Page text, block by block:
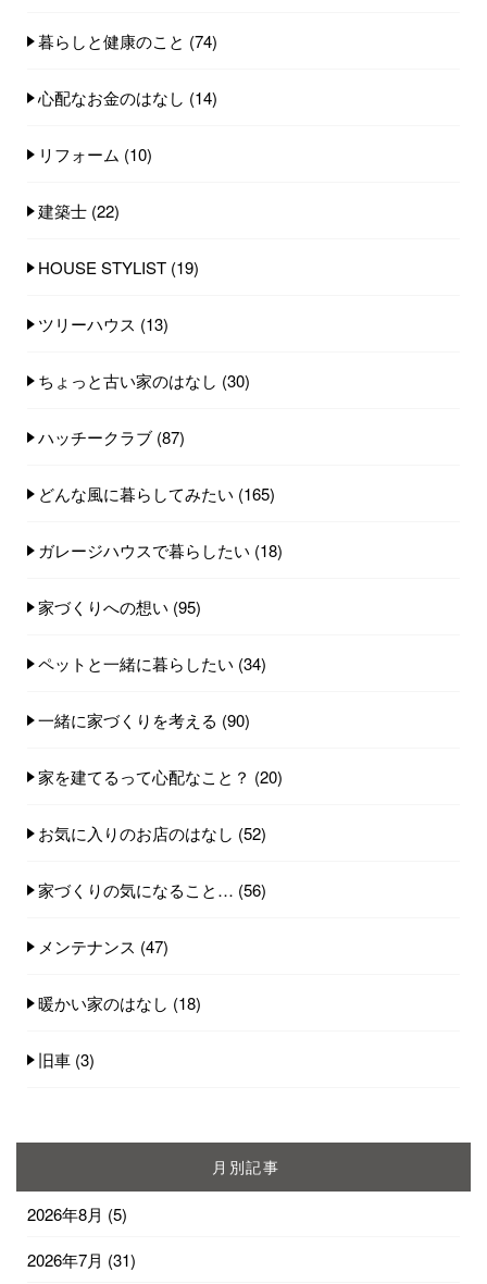
暮らしと健康のこと (74)
心配なお金のはなし (14)
リフォーム (10)
建築士 (22)
HOUSE STYLIST (19)
ツリーハウス (13)
ちょっと古い家のはなし (30)
ハッチークラブ (87)
どんな風に暮らしてみたい (165)
ガレージハウスで暮らしたい (18)
家づくりへの想い (95)
ペットと一緒に暮らしたい (34)
一緒に家づくりを考える (90)
家を建てるって心配なこと？ (20)
お気に入りのお店のはなし (52)
家づくりの気になること… (56)
メンテナンス (47)
暖かい家のはなし (18)
旧車 (3)
月別記事
2026年8月 (5)
2026年7月 (31)